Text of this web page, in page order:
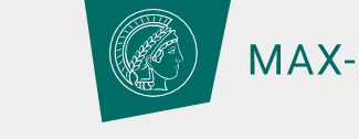
Hauptinhalt